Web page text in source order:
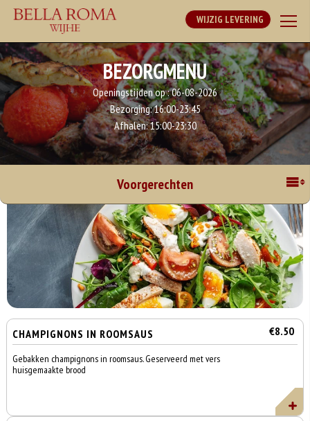
WIJZIG LEVERING
BEZORGMENU
Openingstijden op :06-08-2026
Bezorging:16:00-23:45
Afhalen:15:00-23:30
Voorgerechten
CHAMPIGNONS IN ROOMSAUS €8.50
Gebakken champignons in roomsaus. Geserveerd met vers
huisgemaakte brood